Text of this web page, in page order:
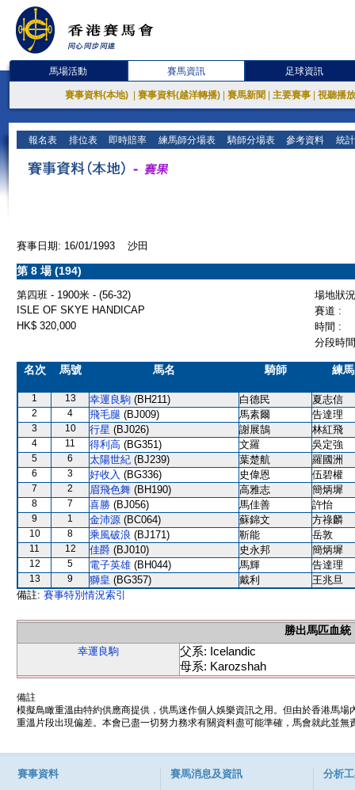
馬場活動 賽馬資訊 足球資訊
賽事資料(本地) 賽事資料(越洋轉播) 賽馬新聞 主要賽事 視聽播
報名表 排位表 即時賠率 練馬師分場表 騎師分場表 參考資料 統
賽事日期: 16/01/1993 沙田
第 8 場 (194)
第四班 - 1900米 - (56-32)
場地狀
ISLE OF SKYE HANDICAP
賽道 :
HK$ 320,000
時間 :
分段時
名次 馬號 馬名 騎師 練
1 13 幸運良駒 (BH211) 白德民 夏志信
2 4 飛毛腿 (BJ009) 馬素爾 告達理
3 10 行星 (BJ026) 謝展鵠 林紅飛
4 11 得利高 (BG351) 文羅 吳定強
5 6 太陽世紀 (BJ239) 葉楚航 羅國洲
6 3 好收入 (BG336) 史偉恩 伍碧權
7 2 眉飛色舞 (BH190) 高雅志 簡炳墀
8 7 喜勝 (BJ056) 馬佳善 許怡
9 1 金沛源 (BC064) 蘇錦文 方祿麟
10 8 乘風破浪 (BJ171) 靳能 岳敦
11 12 佳爵 (BJ010) 史永邦 簡炳墀
12 5 電子英雄 (BH044) 馬輝 告達理
13 9 獅皇 (BG357) 戴利
王兆旦
備註: 賽事特別情況索引
勝出馬匹血統
幸運良駒
父系: Icelandic
母系: Karozshah
備註
模擬鳥瞰重溫由特約供應商提供，供馬迷作個人娛樂資訊之用。但由於香港馬
重溫片段出現偏差。本會已盡一切努力務求有關資料盡可能準確，馬會就此並
賽事資料 賽馬消息及資訊 分析